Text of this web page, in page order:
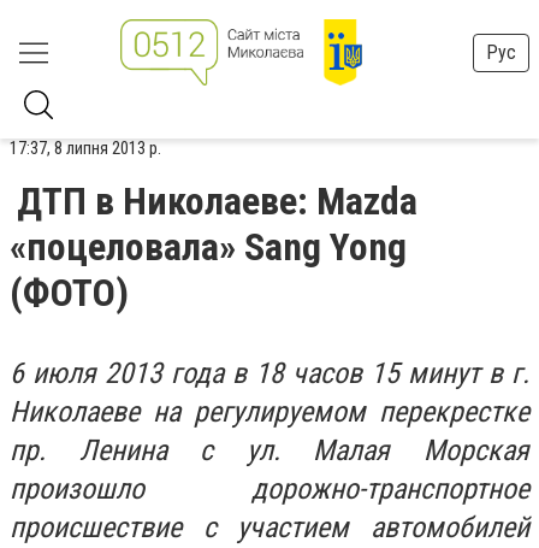
Рус
17:37, 8 липня 2013 р.
ДТП в Николаеве: Mazda
«поцеловала» Sang Yong
(ФОТО)
6 июля 2013 года в 18 часов 15 минут в г.
Николаеве на регулируемом перекрестке
пр. Ленина с ул. Малая Морская
произошло дорожно-транспортное
происшествие с участием автомобилей